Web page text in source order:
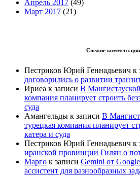
Апрель 2017 (49)
Март 2017 (21)
Свежие
Пестриков Юрий Геннадьевич к
договорились о развитии
Ириеа к записи В
компания планирует строить
суда
Амангельды к записи В
турецкая компания планирует
катера и суда
Пестриков Юрий Геннадьевич к
иранской провинции Гилян о
Марго к записи Gemini от
ассистент для разнообразных